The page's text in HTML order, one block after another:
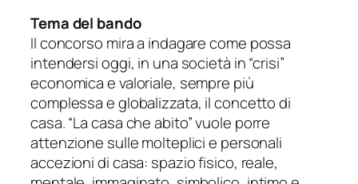
Tema del bando
Il concorso mira a indagare come possa
intendersi oggi, in una società in “crisi”
economica e valoriale, sempre più
complessa e globalizzata, il concetto di
casa. “La casa che abito” vuole porre
attenzione sulle molteplici e personali
accezioni di casa: spazio fisico, reale,